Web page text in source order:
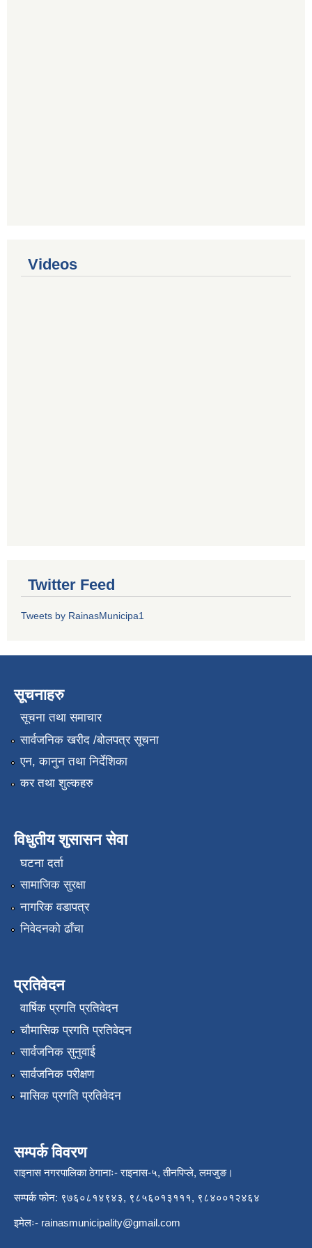
Videos
Twitter Feed
Tweets by RainasMunicipa1
सूचनाहरु
सूचना तथा समाचार
सार्वजनिक खरीद /बोलपत्र सूचना
एन, कानुन तथा निर्देशिका
कर तथा शुल्कहरु
विधुतीय शुसासन सेवा
घटना दर्ता
सामाजिक सुरक्षा
नागरिक वडापत्र
निवेदनको ढाँचा
प्रतिवेदन
वार्षिक प्रगति प्रतिवेदन
चौमासिक प्रगति प्रतिवेदन
सार्वजनिक सुनुवाई
सार्वजनिक परीक्षण
मासिक प्रगति प्रतिवेदन
सम्पर्क विवरण
राइनास नगरपालिका ठेगानाः- राइनास-५, तीनपिप्ले, लमजुङ।
सम्पर्क फोन: ९७६०८१४९४३, ९८५६०१३१११, ९८४००१२४६४
इमेलः- rainasmunicipality@gmail.com